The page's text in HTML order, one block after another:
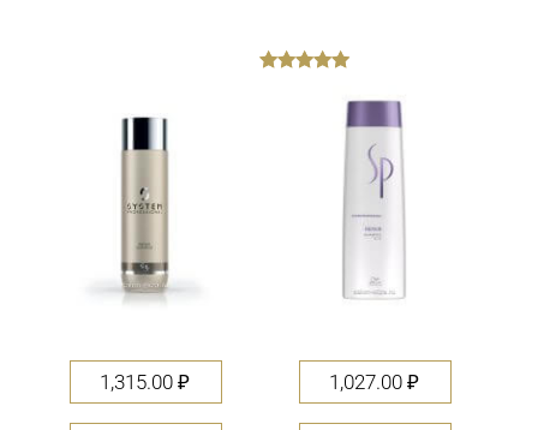
1,315.00₽ 1,027.00₽